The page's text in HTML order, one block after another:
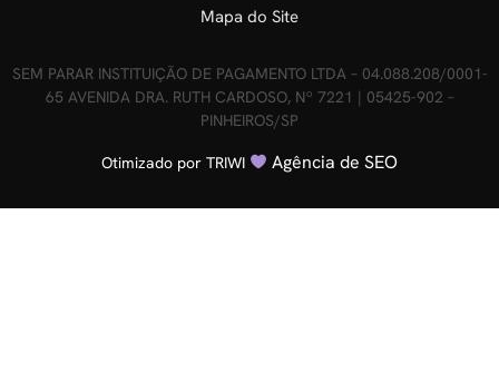
Mapa do Site
SEM PARAR INSTITUIÇÃO DE PAGAMENTO LTDA – 04.088.208/0001-
65 AVENIDA DRA. RUTH CARDOSO, Nº 7221 | 05425-902 –
PINHEIROS/SP
Otimizado por TRIWI Agência de SEO